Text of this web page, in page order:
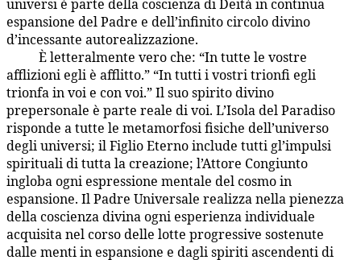
universi è parte della coscienza di Deità in continua
espansione del Padre e dell’infinito circolo divino
d’incessante autorealizzazione.
È letteralmente vero che: “In tutte le vostre
afflizioni egli è afflitto.” “In tutti i vostri trionfi egli
trionfa in voi e con voi.” Il suo spirito divino
prepersonale è parte reale di voi. L’Isola del Paradiso
risponde a tutte le metamorfosi fisiche dell’universo
degli universi; il Figlio Eterno include tutti gl’impulsi
spirituali di tutta la creazione; l’Attore Congiunto
ingloba ogni espressione mentale del cosmo in
espansione. Il Padre Universale realizza nella pienezza
della coscienza divina ogni esperienza individuale
acquisita nel corso delle lotte progressive sostenute
dalle menti in espansione e dagli spiriti ascendenti di